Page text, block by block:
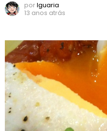
porIguaria
13 anos atrás